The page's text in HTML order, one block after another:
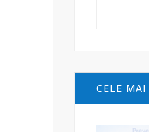
CELE MAI